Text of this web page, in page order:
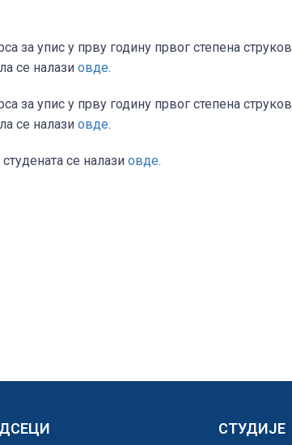
за упис у прву годину првог степена
се налази овде.
за упис у прву годину првог степена
се налази овде.
се налази овде.
СТУДИЈЕ